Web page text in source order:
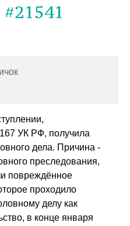
УК РФ, получила
дела. Причина -
преследования,
повреждённое
проходило
делу как
в конце января